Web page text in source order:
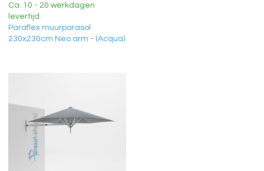
Ca. 10 - 20 werkdagen
levertijd
Paraflex muurparasol
230x230cm Neo arm - (Acqua)